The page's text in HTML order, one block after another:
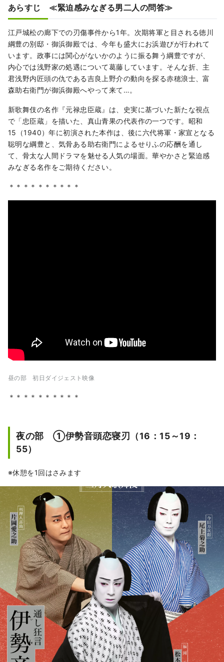
あらすじ ≪緊迫感みなぎる男二人の問答≫
江戸城松の廊下での刃傷事件から1年。次期将軍と目される徳川
綱豊の別邸・御浜御殿では、今年も盛大にお浜遊びが行われて
います。政事には関心がないかのように振る舞う綱豊ですが、
内心では浅野家の処遇について葛藤しています。そんな折、主
君浅野内匠頭の仇である吉良上野介の動向を探る赤穂浪士、富
森助右衛門が御浜御殿へやって来て…。
新歌舞伎の名作『元禄忠臣蔵』は、史実に基づいた新たな視点
で「忠臣蔵」を描いた、真山青果の代表作の一つです。昭和
15（1940）年に初演された本作は、後に六代将軍・家宣となる
聡明な綱豊と、気骨ある助右衛門によるせりふの応酬を通し
て、骨太な人間ドラマを魅せる人気の場面。華やかさと緊迫感
みなぎる名作をご期待ください。
＊＊＊＊＊＊＊＊＊＊
昼の部 初日ダイジェスト映像
＊＊＊＊＊＊＊＊＊＊
夜の部 ①伊勢音頭恋寝刃（16：15～19：
55）
※休憩を1回はさみます